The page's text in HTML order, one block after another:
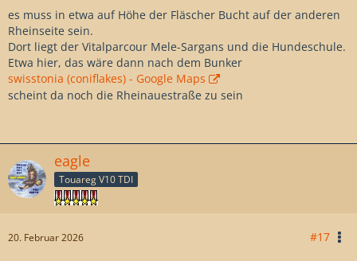
es muss in etwa auf Höhe der Fläscher Bucht auf der anderen
Rheinseite sein.
Dort liegt der Vitalparcour Mele-Sargans und die Hundeschule.
Etwa hier, das wäre dann nach dem Bunker
swisstonia (coniflakes) - Google Maps
scheint da noch die Rheinauestraße zu sein
eagle
Touareg V10 TDI
20. Februar 2026 #17